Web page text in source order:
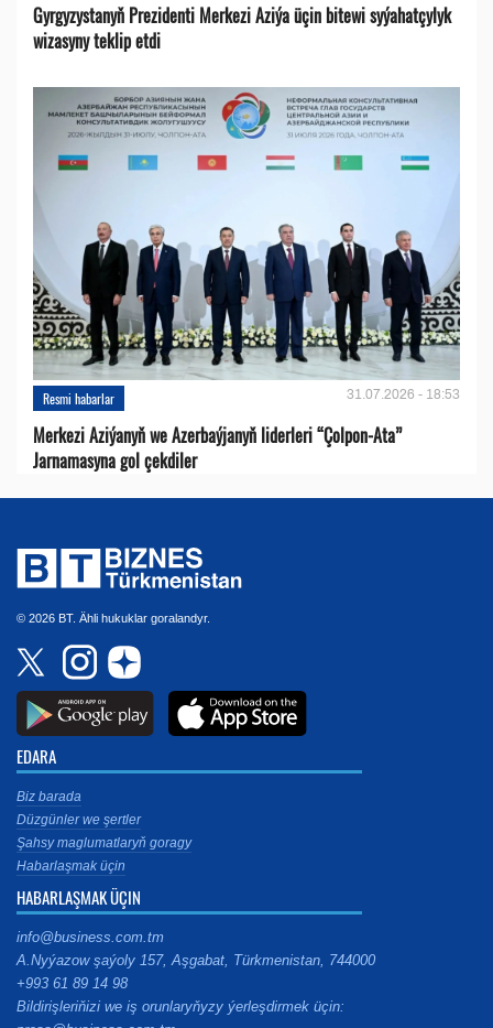
Gyrgyzystanyň Prezidenti Merkezi Aziýa üçin bitewi syýahatçylyk
wizasyny teklip etdi
Resmi habarlar 31.07.2026 - 18:53
Merkezi Aziýanyň we Azerbaýjanyň liderleri “Çolpon-Ata”
Jarnamasyna gol çekdiler
© 2026 BT. Ähli hukuklar goralandyr.
EDARA
Biz barada
Düzgünler we şertler
Şahsy maglumatlaryň goragy
Habarlaşmak üçin
HABARLAŞMAK ÜÇIN
info@business.com.tm
A.Nyýazow şaýoly 157, Aşgabat, Türkmenistan, 744000
+993 61 89 14 98
Bildirişleriňizi we iş orunlaryňyzy ýerleşdirmek üçin: